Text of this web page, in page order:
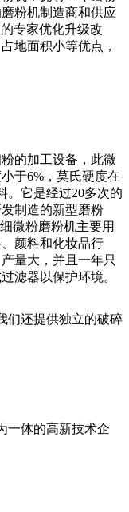
粉机制造商和供应
专家优化升级改
地面积小等优点，
的加工设备，此微
于6%，莫氏硬度在
。它是经过20多次的
制造的新型磨粉
微粉磨粉机主要用
颜料和化妆品行
量大，并且一年只
滤器以保护环境。
们还提供独立的破碎
一体的高新技术企